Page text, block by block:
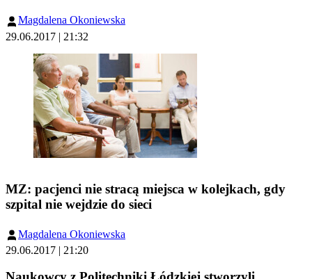
Magdalena Okoniewska
29.06.2017 | 21:32
MZ: pacjenci nie stracą miejsca w kolejkach, gdy
szpital nie wejdzie do sieci
Magdalena Okoniewska
29.06.2017 | 21:20